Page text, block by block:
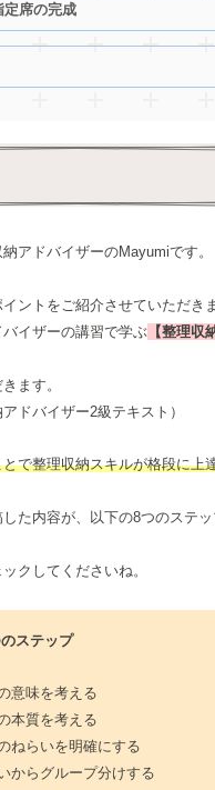
席の完成
アドバイザーのMayumiです。
ントをご紹介させていただき
イザーの講習で学ぶ 【整理収
ます。
ドバイザー2級テキスト）
で整理収納スキルが格段に上
た内容が、以下の8つのステッ
クしてくださいね。
ステップ
意味を考える
本質を考える
らいを明確にする
らグループ分けする